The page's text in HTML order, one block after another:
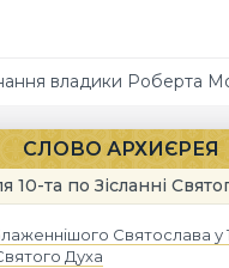
владики Роберта
СЛОВО АРХИЄРЕЯ
10-та по Зісланні
Святослава у
Духа